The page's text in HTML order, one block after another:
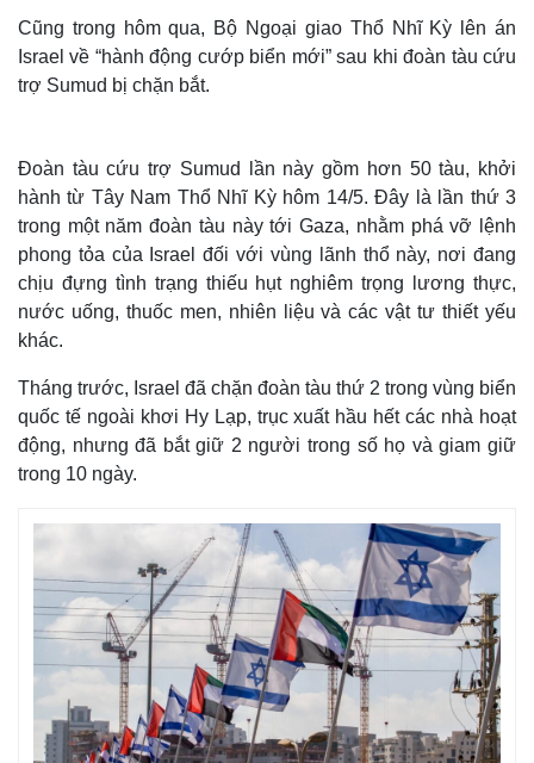
Cũng trong hôm qua, Bộ Ngoại giao Thổ Nhĩ Kỳ lên án
Israel về “hành động cướp biển mới” sau khi đoàn tàu cứu
trợ Sumud bị chặn bắt.
Đoàn tàu cứu trợ Sumud lần này gồm hơn 50 tàu, khởi
hành từ Tây Nam Thổ Nhĩ Kỳ hôm 14/5. Đây là lần thứ 3
trong một năm đoàn tàu này tới Gaza, nhằm phá vỡ lệnh
phong tỏa của Israel đối với vùng lãnh thổ này, nơi đang
chịu đựng tình trạng thiếu hụt nghiêm trọng lương thực,
nước uống, thuốc men, nhiên liệu và các vật tư thiết yếu
khác.
Tháng trước, Israel đã chặn đoàn tàu thứ 2 trong vùng biển
quốc tế ngoài khơi Hy Lạp, trục xuất hầu hết các nhà hoạt
động, nhưng đã bắt giữ 2 người trong số họ và giam giữ
trong 10 ngày.